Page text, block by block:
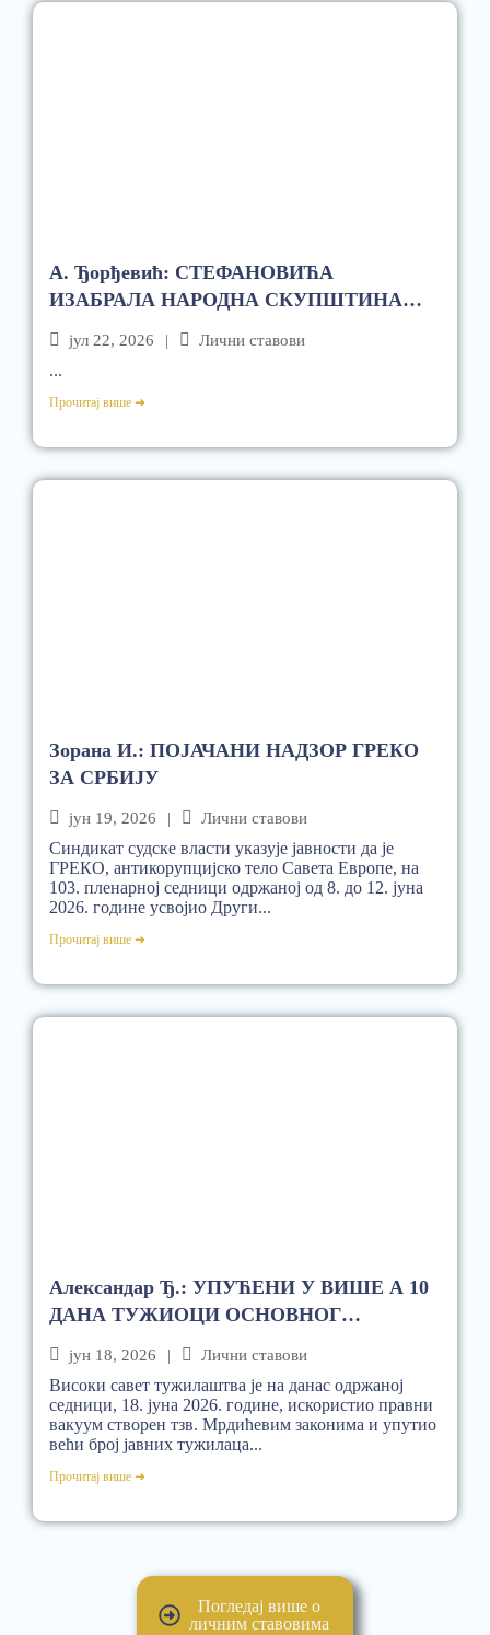
А. Ђорђевић: СТЕФАНОВИЋА
ИЗАБРАЛА НАРОДНА СКУПШТИНА
БЕЗ ОПОЗИЦИЈЕ, КАО ТРЕЋЕГ НА
РАНГ ЛИСТИ
јул 22, 2026 | Лични ставови
...
Прочитај више ➜
Зорана И.: ПОЈАЧАНИ НАДЗОР ГРЕКО
ЗА СРБИЈУ
јун 19, 2026 | Лични ставови
Синдикат судске власти указује јавности да је
ГРЕКО, антикорупцијско тело Савета Европе, на
103. пленарној седници одржаној од 8. до 12. јуна
2026. године усвојио Други...
Прочитај више ➜
Александар Ђ.: УПУЋЕНИ У ВИШЕ А 10
ДАНА ТУЖИОЦИ ОСНОВНОГ
ТУЖИЛАШТВА
јун 18, 2026 | Лични ставови
Високи савет тужилаштва је на данас одржаној
седници, 18. јуна 2026. године, искористио правни
вакуум створен тзв. Мрдићевим законима и упутио
већи број јавних тужилаца...
Прочитај више ➜
Погледај више о
личним ставовима